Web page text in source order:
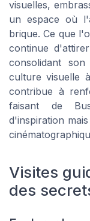
visuelles,
un espace où
brique. Ce que
continue
consolidant
culture visuelle
contribue à
faisant de
d'inspiration
Visites
des